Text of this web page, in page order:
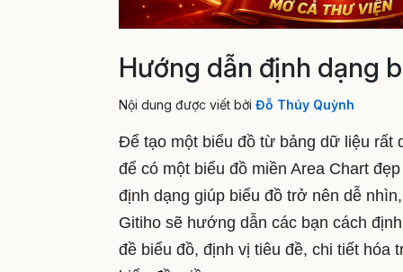
Hướng dẫn định dạng
Nội dung được viết bởi Đỗ Thúy Quỳnh
Để tạo một biểu đồ từ bảng dữ liệu rất
để có một biểu đồ miền Area Chart
định dạng giúp biểu đồ trở nên dễ
Gitiho sẽ hướng dẫn các bạn cách
đề biểu đồ, định vị tiêu đề, chi tiết hóa